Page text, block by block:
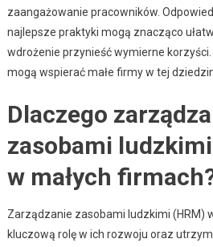
zaangażowanie pracowników.
najlepsze praktyki mogą znacząco
wdrożenie przynieść wymierne
mogą wspierać małe firmy w tej
Dlaczego
zasobami
w małych
Zarządzanie zasobami ludzkimi (HRM)
kluczową rolę w ich rozwoju oraz